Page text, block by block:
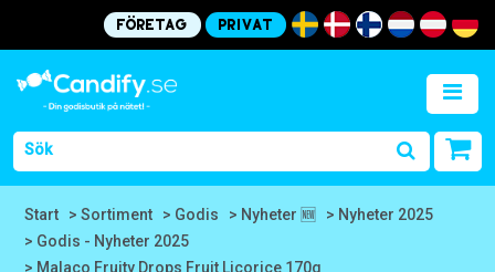
Företag Privat
Start > Sortiment > Godis > Nyheter 🆕
> Nyheter 2025
> Godis - Nyheter 2025
> Malaco Fruity Drops Fruit Licorice 170g